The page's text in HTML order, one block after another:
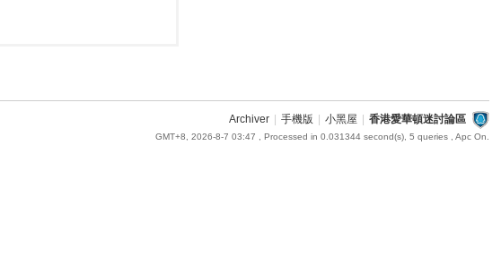
Archiver 手機版 小黑屋 香港愛華頓迷討論區
GMT+8, 2026-8-7 03:47 , Processed in 0.031344 second(s), 5 queries , Apc On.